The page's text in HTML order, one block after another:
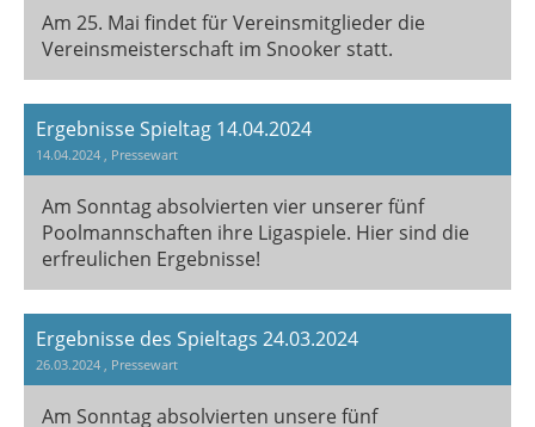
Am 25. Mai findet für Vereinsmitglieder die
Vereinsmeisterschaft im Snooker statt.
Ergebnisse Spieltag 14.04.2024
14.04.2024 , Pressewart
Am Sonntag absolvierten vier unserer fünf
Poolmannschaften ihre Ligaspiele. Hier sind die
erfreulichen Ergebnisse!
Ergebnisse des Spieltags 24.03.2024
26.03.2024 , Pressewart
Am Sonntag absolvierten unsere fünf